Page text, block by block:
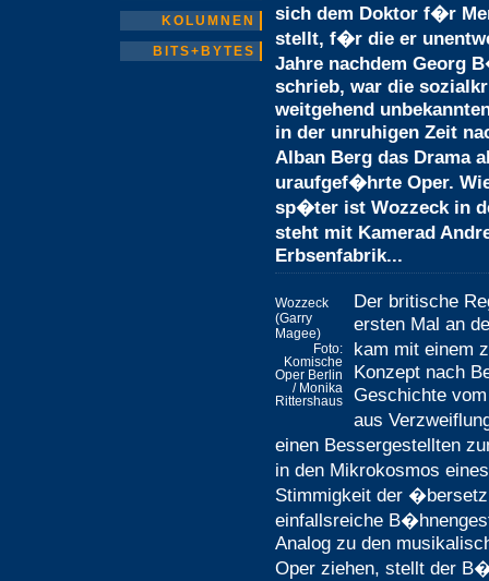
KOLUMNEN
BITS+BYTES
sich dem Doktor f�r
stellt, f�r die er
Jahre nachdem Georg
schrieb, war die
weitgehend
in der unruhigen Zeit
Alban Berg das Drama
uraufgef�hrte Oper.
sp�ter ist Wozzeck in
steht mit Kamerad
Erbsenfabrik...
Wozzeck
(Garry
Magee)
Foto:
Komische
Oper Berlin
/ Monika
Rittershaus
Der britische
ersten Mal an
kam mit einem
Konzept nach
Geschichte
aus
einen Bessergestellten
in den Mikrokosmos
Stimmigkeit der
einfallsreiche
Analog zu den
Oper ziehen, stellt der